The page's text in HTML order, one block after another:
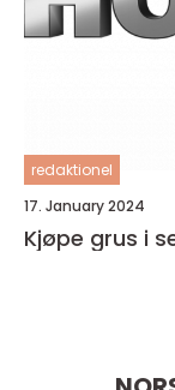
redaktionel
17. January 2024
Kjøpe grus i